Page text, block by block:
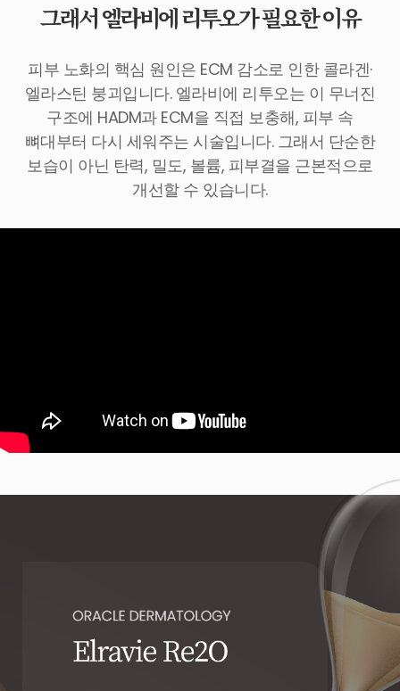
그래서 엘라비에 리투오가 필요한 이유
피부 노화의 핵심 원인은 ECM 감소로 인한 콜라겐·
엘라스틴 붕괴입니다. 엘라비에 리투오는 이 무너진
구조에 HADM과 ECM을 직접 보충해, 피부 속
뼈대부터 다시 세워주는 시술입니다. 그래서 단순한
보습이 아닌 탄력, 밀도, 볼륨, 피부결을 근본적으로
개선할 수 있습니다.